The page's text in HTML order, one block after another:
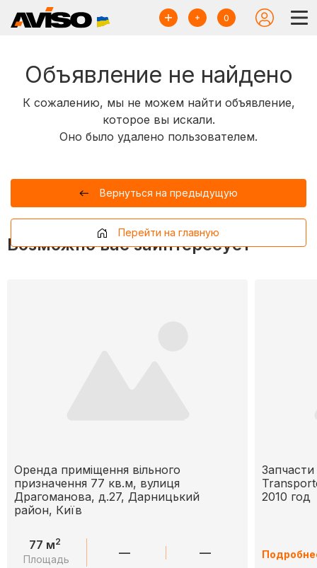
0
Объявление не найдено
К сожалению, мы не можем найти объявление,
которое вы искали.
Оно было удалено пользователем.
Вернуться на предыдущую
Перейти на главную
Возможно вас заинтересует
Оренда приміщення вільного
призначення 77 кв.м, вулиця
Драгоманова, д.27, Дарницький
район, Київ
77 м2
Площадь — —
2010 год